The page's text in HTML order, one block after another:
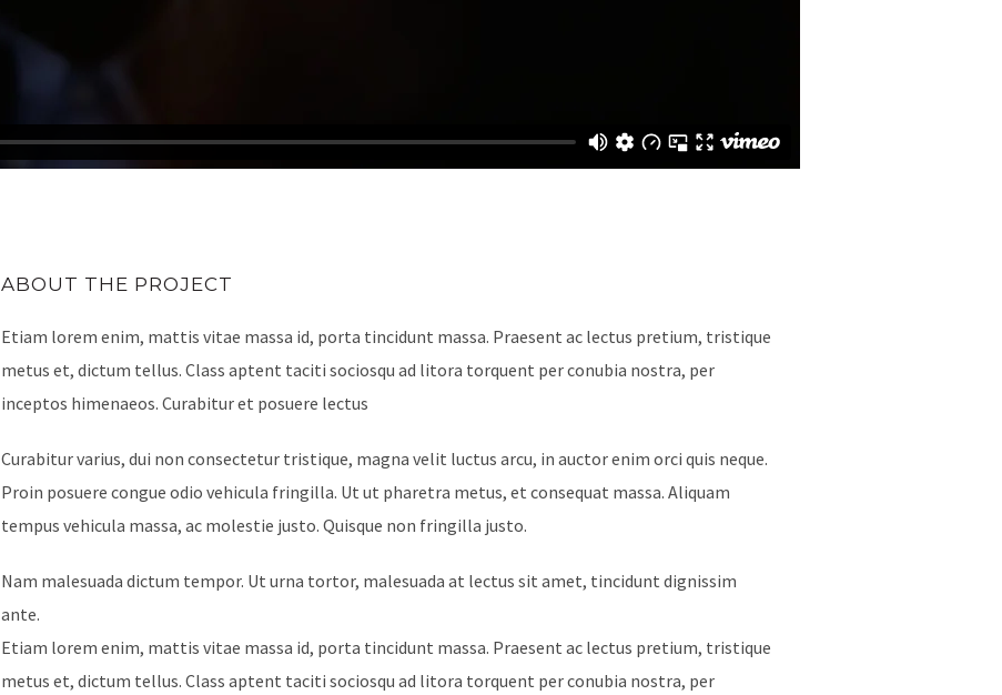
ABOUT THE PROJECT
Etiam lorem enim, mattis vitae massa id, porta tincidunt massa. Praesent ac lectus pretium, tristique
metus et, dictum tellus. Class aptent taciti sociosqu ad litora torquent per conubia nostra, per
inceptos himenaeos. Curabitur et posuere lectus
Curabitur varius, dui non consectetur tristique, magna velit luctus arcu, in auctor enim orci quis neque.
Proin posuere congue odio vehicula fringilla. Ut ut pharetra metus, et consequat massa. Aliquam
tempus vehicula massa, ac molestie justo. Quisque non fringilla justo.
Nam malesuada dictum tempor. Ut urna tortor, malesuada at lectus sit amet, tincidunt dignissim
ante.
Etiam lorem enim, mattis vitae massa id, porta tincidunt massa. Praesent ac lectus pretium, tristique
metus et, dictum tellus. Class aptent taciti sociosqu ad litora torquent per conubia nostra, per